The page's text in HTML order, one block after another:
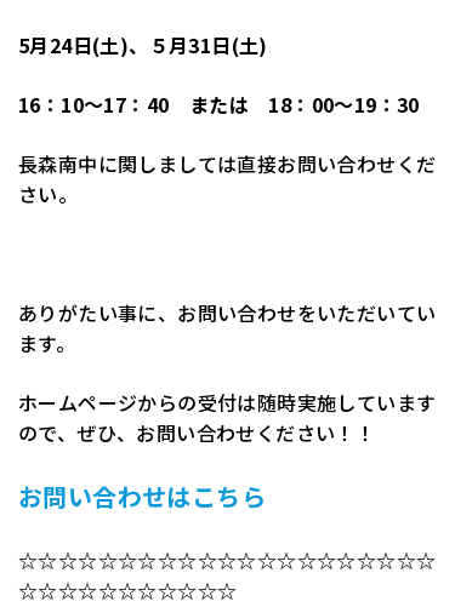
5月24日(土)、５月31日(土)
16：10～17：40 または 18：00～19：30
長森南中に関しましては直接お問い合わせくだ
さい。
ありがたい事に、お問い合わせをいただいてい
ます。
ホームページからの受付は随時実施しています
ので、ぜひ、お問い合わせください！！
お問い合わせはこちら
☆☆☆☆☆☆☆☆☆☆☆☆☆☆☆☆☆☆☆☆☆
☆☆☆☆☆☆☆☆☆☆☆